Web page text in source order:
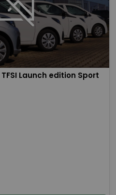
Launch edition Sport